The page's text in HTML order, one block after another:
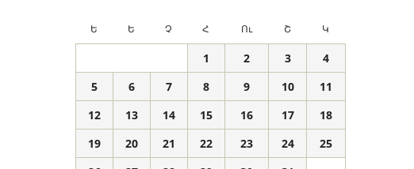
Ե Ե Չ Հ Ու Շ Կ
1 2 3
4
5
6 7 8 9 10
11
12
13 14 15 16 17
18
19
20 21 22 23 24
25